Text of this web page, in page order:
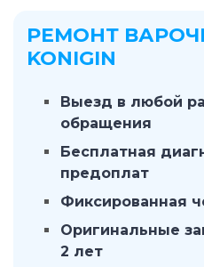
РЕМОНТ
KONIGIN
Выезд в любой
обращения
Бесплатная
предоплат
Фиксированная
Оригинальные
2 лет